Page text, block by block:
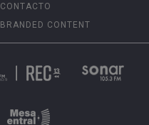
CONTACTO
BRANDED CONTENT